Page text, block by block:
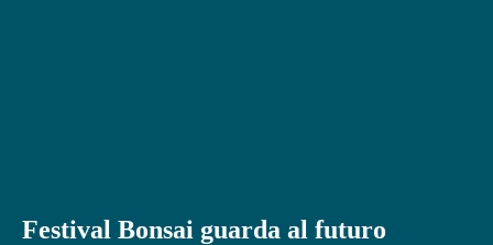
Festival Bonsai guarda al futuro